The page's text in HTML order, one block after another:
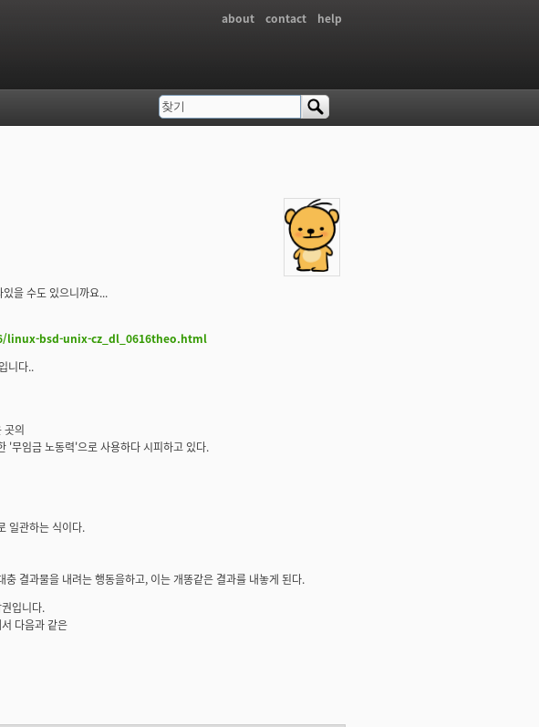
about contact help
을 수도 있으니까요...
bsd-unix-cz_dl_0616theo.html
니다..
곳의
'무임금 노동력'으로 사용하다 시피하고 있다.
일관하는 식이다.
결과물을 내려는 행동을하고, 이는 개똥같은 결과를 내놓게 된다.
입니다.
다음과 같은
검색 폼
찾기